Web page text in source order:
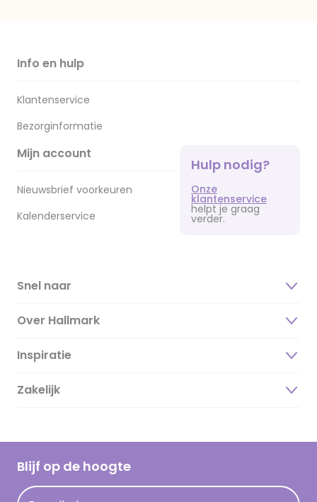
Info en hulp
Klantenservice
Bezorginformatie
Mijn account
Nieuwsbrief voorkeuren
Kalenderservice
Hulp nodig?
Onze
klantenservice
helpt je graag
verder.
Snel naar
Over Hallmark
Over ons
Duurzaamheid
Hallmark Kaartclub
Acties
Inspiratie
Magazine
Cadeau inspiratie
Op kamp gedichten en versjes
Leuke en grappige op kamp teksten
Zakelijk
Blijf op de hoogte